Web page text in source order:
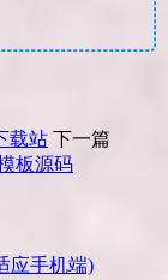
载站 下一篇
板源码